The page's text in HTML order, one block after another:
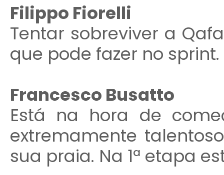
Filippo Fiorelli
Tentar sobreviver a
que pode fazer no sprint.
Francesco Busatto
Está na hora de
extremamente
sua praia. Na 1ª etapa